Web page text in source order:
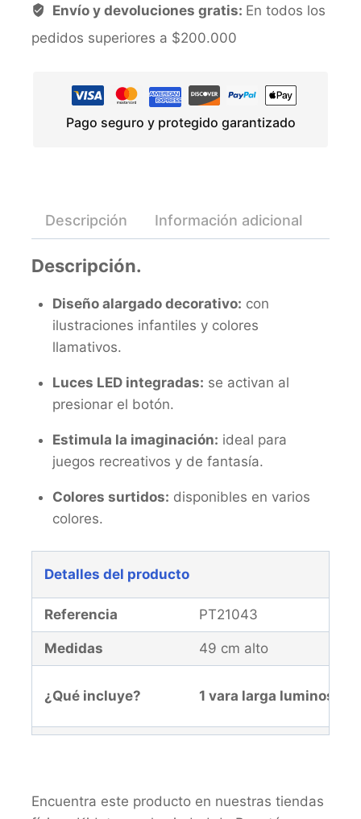
Envío y devoluciones gratis: En todos los
pedidos superiores a $200.000
Pago seguro y protegido garantizado
Descripción Información adicional
Descripción.
Diseño alargado decorativo: con
ilustraciones infantiles y colores
llamativos.
Luces LED integradas: se activan al
presionar el botón.
Estimula la imaginación: ideal para
juegos recreativos y de fantasía.
Colores surtidos: disponibles en varios
colores.
Detalles del producto
Referencia PT21043
Medidas 49 cm alto
¿Qué incluye? 1 vara larga luminosa.
Encuentra este producto en nuestras tiendas